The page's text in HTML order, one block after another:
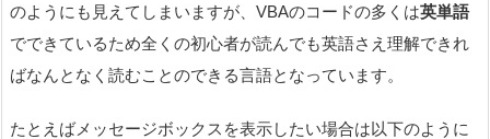
のようにも見えてしまいますが、VBAのコードの多くは英単語
でできているため全くの初心者が読んでも英語さえ理解できれ
ばなんとなく読むことのできる言語となっています。
たとえばメッセージボックスを表示したい場合は以下のように